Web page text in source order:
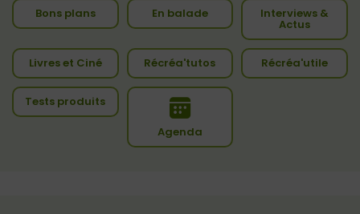
Bons plans En balade Interviews &
Actus
Livres et Ciné Récréa'tutos Récréa'utile
Tests produits
Agenda